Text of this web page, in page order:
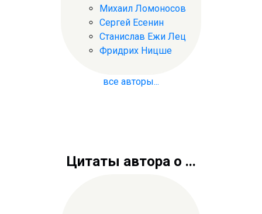
Михаил Ломоносов
Сергей Есенин
Станислав Ежи Лец
Фридрих Ницше
все авторы...
Цитаты автора о ...